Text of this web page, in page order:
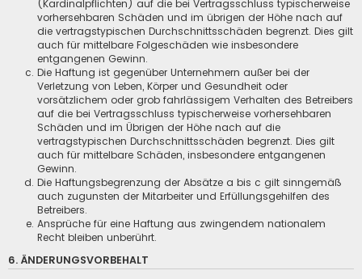
(Kardinalpflichten) auf die bei Vertragsschluss typischerweise
vorhersehbaren Schäden und im übrigen der Höhe nach auf
die vertragstypischen Durchschnittsschäden begrenzt. Dies gilt
auch für mittelbare Folgeschäden wie insbesondere
entgangenen Gewinn.
Die Haftung ist gegenüber Unternehmern außer bei der
Verletzung von Leben, Körper und Gesundheit oder
vorsätzlichem oder grob fahrlässigem Verhalten des Betreibers
auf die bei Vertragsschluss typischerweise vorhersehbaren
Schäden und im Übrigen der Höhe nach auf die
vertragstypischen Durchschnittsschäden begrenzt. Dies gilt
auch für mittelbare Schäden, insbesondere entgangenen
Gewinn.
Die Haftungsbegrenzung der Absätze a bis c gilt sinngemäß
auch zugunsten der Mitarbeiter und Erfüllungsgehilfen des
Betreibers.
Ansprüche für eine Haftung aus zwingendem nationalem
Recht bleiben unberührt.
6. ÄNDERUNGSVORBEHALT